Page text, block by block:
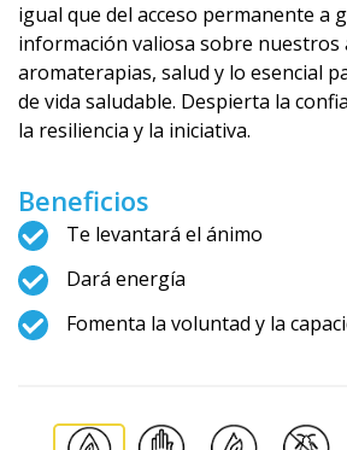
igual que del acceso permanente a
información valiosa sobre nuestros
aromaterapias, salud y lo esencial
de vida saludable. Despierta la
la resiliencia y la iniciativa.
Beneficios
Te levantará el ánimo
Dará energía
Fomenta la voluntad y la